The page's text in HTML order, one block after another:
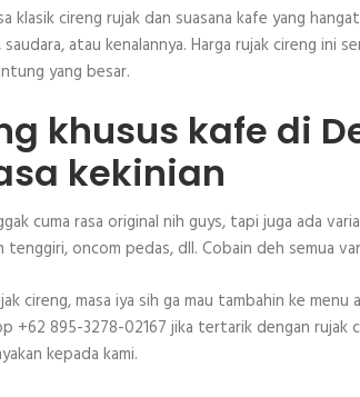
klasik cireng rujak dan suasana kafe yang
atau kenalannya. Harga rujak cireng ini
yang besar.
khusus kafe di
kekinian
cuma rasa original nih guys, tapi juga ada
tenggiri, oncom pedas, dll. Cobain deh semua
cireng, masa iya sih ga mau tambahin ke
+62 895-3278-02167 jika tertarik dengan rujak
kepada kami.